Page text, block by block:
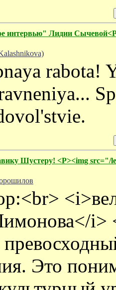
интервью" Лидии
rabota!
Шустеру! <P><img src="/
Это